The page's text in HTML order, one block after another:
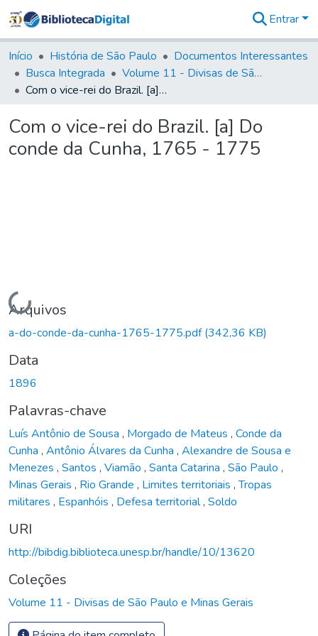
&
Coleções
Tudo na
Biblioteca
Estatísticas
Entrar
Início História de São Paulo
Documentos Interessantes
Busca Integrada
Volume 11 - Divisas de São Paulo e Minas Gerais
Com o vice-rei do Brazil. [a] Do conde da Cunha, 1765 - 1775
Com o vice-rei do Brazil. [a] Do
conde da Cunha, 1765 - 1775
Carregando...
Arquivos
a-do-conde-da-cunha-1765-1775.pdf(342,36 KB)
Data
1896
Palavras-chave
Luís Antônio de Sousa , Morgado de Mateus , Conde da
Cunha , Antônio Álvares da Cunha , Alexandre de Sousa e
Menezes , Santos , Viamão , Santa Catarina , São Paulo ,
Minas Gerais , Rio Grande , Limites territoriais ,Tropas
militares , Espanhóis , Defesa territorial, Soldo
URI
http://bibdig.biblioteca.unesp.br/handle/10/13620
Coleções
Volume 11 - Divisas de São Paulo e Minas Gerais